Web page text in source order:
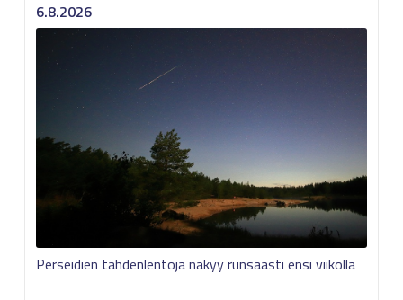
6.8.2026
Perseidien tähdenlentoja näkyy runsaasti ensi viikolla